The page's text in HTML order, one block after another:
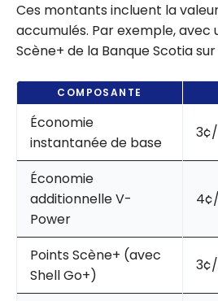
Ces montants incluent la
accumulés. Par exemple,
Scène+ de la Banque Scotia
COMPOSANTE
Économie
instantanée de base
Économie
additionnelle V-
Power
Points Scène+ (avec
Shell Go+)